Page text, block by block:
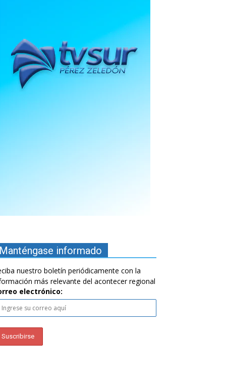
Manténgase informado
nuestro boletín periódicamente con la
más relevante del acontecer regional
electrónico: